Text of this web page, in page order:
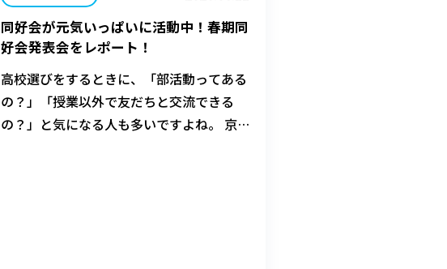
同好会が元気いっぱいに活動中！春期同
好会発表会をレポート！
高校選びをするときに、「部活動ってある
の？」「授業以外で友だちと交流できる
の？」と気になる人も多いですよね。 京